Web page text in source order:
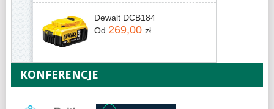
Dewalt DCB184
Od 269,00 zł
KONFERENCJE